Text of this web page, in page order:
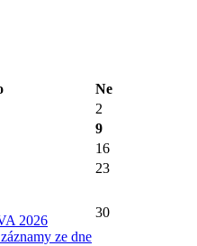
Ne
2
9
16
23
2026
ze dne
30